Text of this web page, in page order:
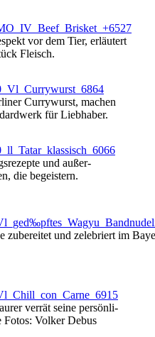
vor dem Tier, erläut­ert
Fleisch.
Cur­ry­wurst, ma­chen
für Lieb­ha­ber.
und außer­
die be­gei­st­ern.
zu­be­rei­tet und ze­le­briert im
verrät sei­ne persönli­
Volker De­bus